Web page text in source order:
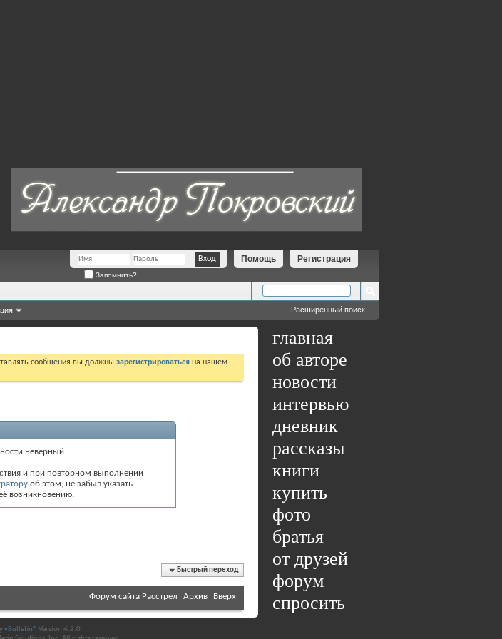
Регистрация
Помощь
Запомнить?
Расширенный поиск
главная
об авторе
новости
интервью
дневник
рассказы
книги
купить
фото
братья
от друзей
форум
спросить
сообщения вы должны зарегистрироваться на нашем
неверный.
и при повторном выполнении
об этом, не забыв указать
возникновению.
Быстрый переход
Форум сайта Расстрел Архив Вверх
vBulletin® Version 4.2.0